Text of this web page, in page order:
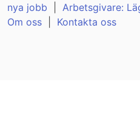
nya jobb
Arbetsgivare:
Om oss
Kontakta oss